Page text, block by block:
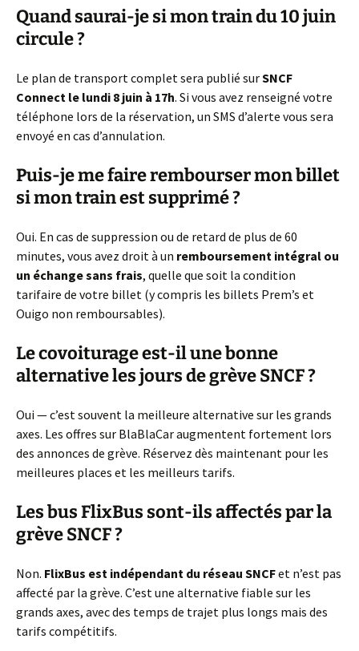
Quand saurai-je si mon train du 10 juin
circule ?
Le plan de transport complet sera publié surSNCF
Connect le lundi 8 juin à 17h. Si vous avez renseigné votre
téléphone lors de la réservation, un SMS d’alerte vous sera
envoyé en cas d’annulation.
Puis-je me faire rembourser mon billet
si mon train est supprimé ?
Oui. En cas de suppression ou de retard de plus de 60
minutes, vous avez droit à un remboursement intégral ou
un échange sans frais, quelle que soit la condition
tarifaire de votre billet (y compris les billets Prem’s et
Ouigo non remboursables).
Le covoiturage est-il une bonne
alternative les jours de grève SNCF ?
Oui — c’est souvent la meilleure alternative sur les grands
axes. Les offres sur BlaBlaCar augmentent fortement lors
des annonces de grève. Réservez dès maintenant pour les
meilleures places et les meilleurs tarifs.
Les bus FlixBus sont-ils affectés par la
grève SNCF ?
Non. FlixBus est indépendant du réseau SNCFet n’est pas
affecté par la grève. C’est une alternative fiable sur les
grands axes, avec des temps de trajet plus longs mais des
tarifs compétitifs.